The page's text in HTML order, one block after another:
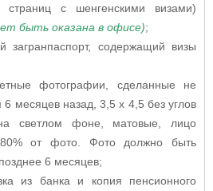
с шенгенскими визами)
быть оказана в офисе);
содержащий визы
фотографии, сделанные не
месяцев назад, 3,5 х 4,5 без углов
светлом фоне, матовые, лицо
80% от фото. Фото должно быть
6 месяцев;
из банка и копия пенсионного